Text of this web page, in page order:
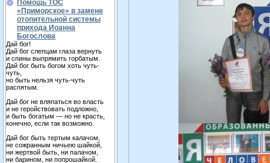
Помощь ТОС
«Приморское» в замене
отопительной системы
прихода Иоанна
Богослова
Дай бог!
Дай бог слепцам глаза вернуть
и спины выпрямить горбатым.
Дай бог быть богом хоть чуть-
чуть,
но быть нельзя чуть-чуть
распятым.
Дай бог не вляпаться во власть
и не геройствовать подложно,
и быть богатым — но не красть,
конечно, если так возможно.
Дай бог быть тертым калачом,
не сожранным ничьею шайкой,
ни жертвой быть, ни палачом,
ни барином, ни попрошайкой.